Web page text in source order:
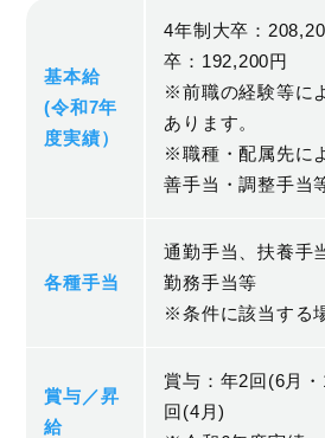
基本給
(令和7年
度実績）
4年制大卒：
卒：192,200円
※前職の経験等に
あります。
※職種・配属先に
善手当・調整手当
各種手当
通勤手当、扶養手
勤務手当等
※条件に該当する
賞与／昇
給
賞与：年2回(6月
回(4月)